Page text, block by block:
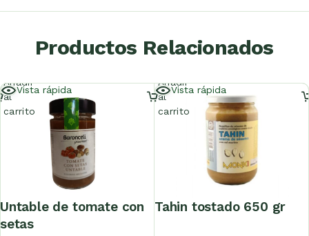
Productos Relacionados
Vista rápida
untable de tomate con
setas
Añadir
al
carrito
Vista rápida
tahin tostado 650 gr
Añadir
al
carrito